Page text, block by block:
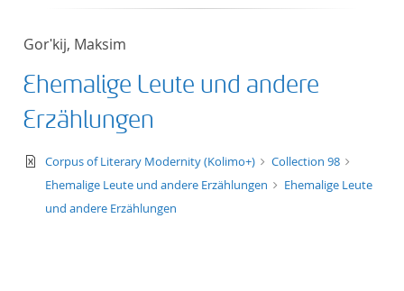
Gorʹkij, Maksim
Ehemalige Leute und andere
Erzählungen
text/xml
Corpus of Literary Modernity (Kolimo+)
Collection 98
Ehemalige Leute und andere Erzählungen
Ehemalige Leute
und andere Erzählungen